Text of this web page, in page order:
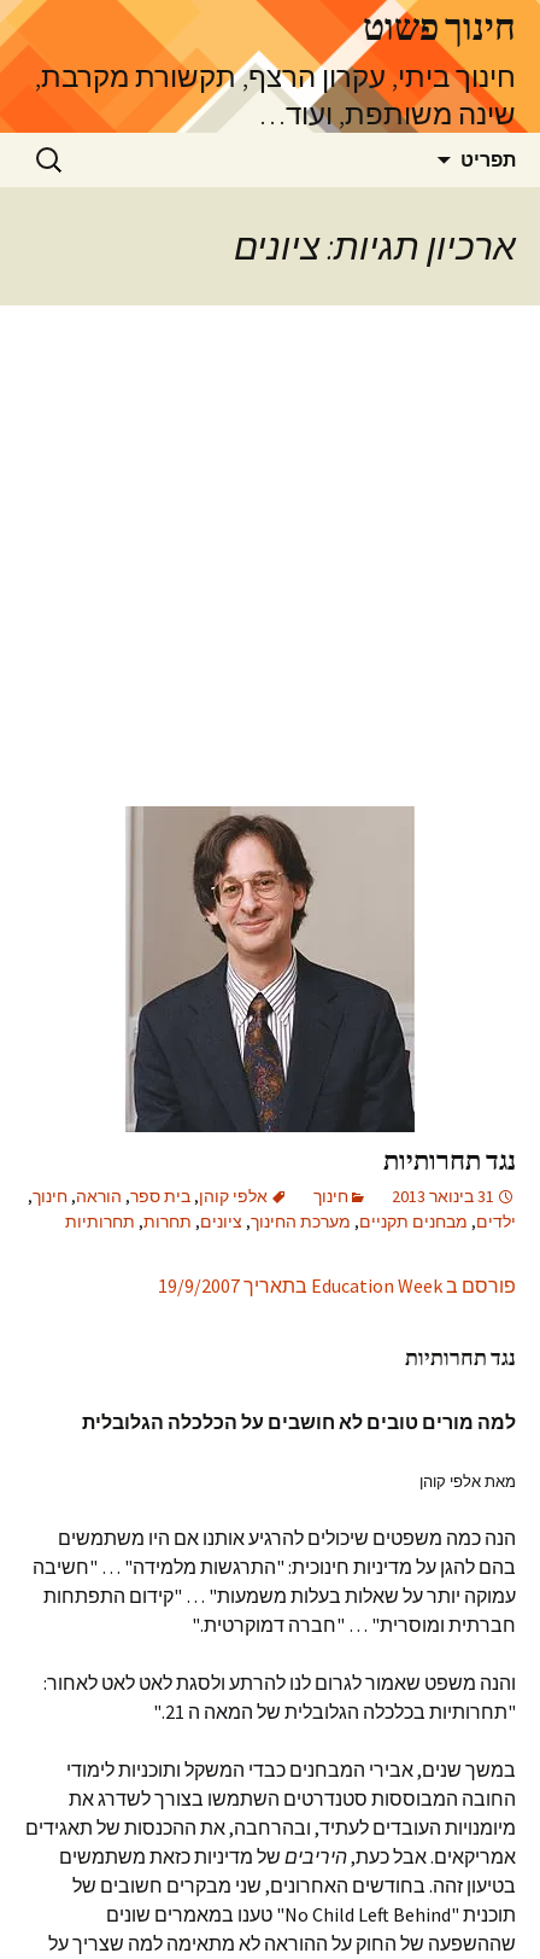
לדלג
לתוכןחינוך פשוט
חינוך ביתי, עקרון הרצף, תקשורת מקרבת,
שינה משותפת, ועוד…
תפריט חיפוש:
ארכיון תגיות: ציונים
נגד תחרותיות
31 בינואר 2013 חינוך אלפי קוהן, בית ספר, הוראה, חינוך,
ילדים, מבחנים תקניים, מערכת החינוך, ציונים, תחרות, תחרותיות
פורסם ב Education Week בתאריך 19/9/2007
נגד תחרותיות
למה מורים טובים לא חושבים על הכלכלה הגלובלית
מאת אלפי קוהן
הנה כמה משפטים שיכולים להרגיע אותנו אם היו משתמשים
בהם להגן על מדיניות חינוכית: "התרגשות מלמידה" … "חשיבה
עמוקה יותר על שאלות בעלות משמעות" … "קידום התפתחות
חברתית ומוסרית" … "חברה דמוקרטית."
והנה משפט שאמור לגרום לנו להרתע ולסגת לאט לאט לאחור:
"תחרותיות בכלכלה הגלובלית של המאה ה 21."
במשך שנים, אבירי המבחנים כבדי המשקל ותוכניות לימודי
החובה המבוססות סטנדרטים השתמשו בצורך לשדרג את
מיומנויות העובדים לעתיד, ובהרחבה, את ההכנסות של תאגידים
אמריקאים. אבל כעת,היריבים של מדיניות כזאת משתמשים
בטיעון זהה. בחודשים האחרונים, שני מבקרים חשובים של
תוכנית "No Child Left Behind" טענו במאמרים שונים
שההשפעה של החוק על ההוראה לא מתאימה למה שצריך על